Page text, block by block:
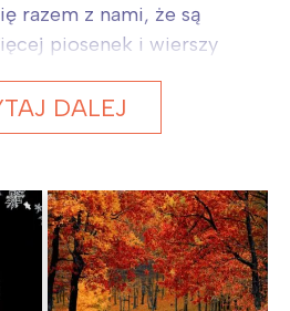
razem z nami, że są
piosenek i wierszy
DALEJ